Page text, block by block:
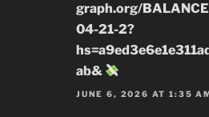
graph.org/
04-21-2?
ab&
JUNE 6, 2026 AT 1:35